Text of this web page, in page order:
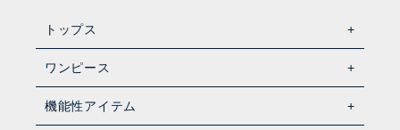
トップス
ワンピース
機能性アイテム